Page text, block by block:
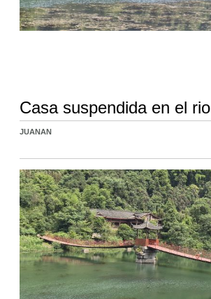
Casa suspendida en el rio
JUANAN